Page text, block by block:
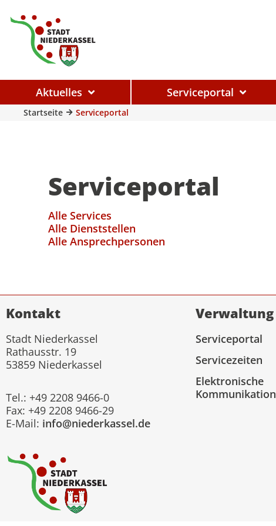
Aktuelles Serviceportal
Startseite Serviceportal
Serviceportal
Alle Services
Alle Dienststellen
Alle Ansprechpersonen
Kontakt
Stadt Niederkassel
Rathausstr. 19
53859 Niederkassel
Tel.: +49 2208 9466-0
Fax: +49 2208 9466-29
E-Mail: info@niederkassel.de
Verwaltung
Serviceportal
Servicezeiten
Elektronische
Kommunikation